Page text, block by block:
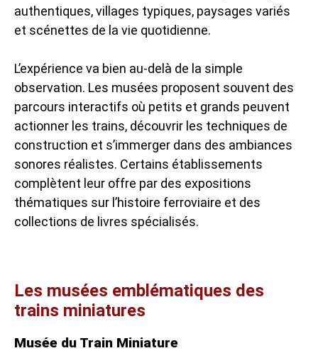
authentiques, villages typiques, paysages variés
et scénettes de la vie quotidienne.
L’expérience va bien au-delà de la simple
observation. Les musées proposent souvent des
parcours interactifs où petits et grands peuvent
actionner les trains, découvrir les techniques de
construction et s’immerger dans des ambiances
sonores réalistes. Certains établissements
complètent leur offre par des expositions
thématiques sur l’histoire ferroviaire et des
collections de livres spécialisés.
Les musées emblématiques des
trains miniatures
Musée du Train Miniature